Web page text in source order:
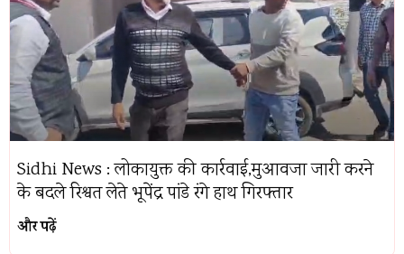
Sidhi News : लोकायुक्त की कार्रवाई,मुआवजा जारी करने
के बदले रिश्वत लेते भूपेंद्र पांडे रंगे हाथ गिरफ्तार
और पढ़ें